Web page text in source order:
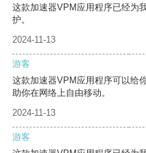
这款加速器VPM应用程序已经为
护。
2024-11-13
游客
这款加速器VPM应用程序可以给
助你在网络上自由移动。
2024-11-13
游客